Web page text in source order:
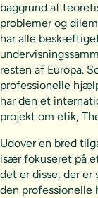
baggrund af
problemer og
har alle
resten af Europa.
professionelle
har den et
projekt om etik,
Udover en bred
især fokuseret på
det er disse, der
den professionelle